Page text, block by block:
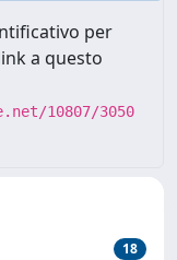
per
a questo
10807/3050
18